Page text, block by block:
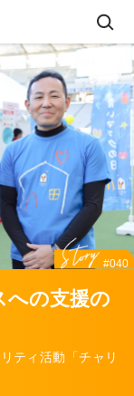
#040
への支援の
ティ活動「チャリ